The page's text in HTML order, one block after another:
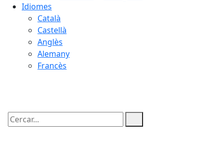
Idiomes
Català
Castellà
Anglès
Alemany
Francès
Cercar: